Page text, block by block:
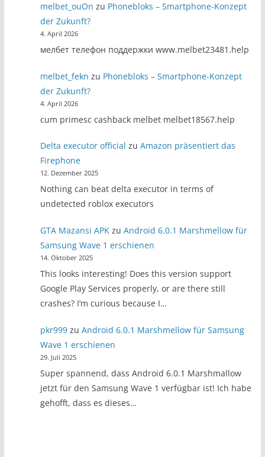
melbet_ouOn zu Phonebloks – Smartphone-Konzept
der Zukunft?
4. April 2026
мелбет телефон поддержки www.melbet23481.help
melbet_fekn zu Phonebloks – Smartphone-Konzept
der Zukunft?
4. April 2026
cum primesc cashback melbet melbet18567.help
Delta executor official zuAmazon präsentiert das
Firephone
12. Dezember 2025
Nothing can beat delta executor in terms of
undetected roblox executors
GTA Mazansi APK zuAndroid 6.0.1 Marshmellow für
Samsung Wave 1 erschienen
14. Oktober 2025
This looks interesting! Does this version support
Google Play Services properly, or are there still
crashes? I’m curious because I…
pkr999 zuAndroid 6.0.1 Marshmellow für Samsung
Wave 1 erschienen
29. Juli 2025
Super spannend, dass Android 6.0.1 Marshmallow
jetzt für den Samsung Wave 1 verfügbar ist! Ich habe
gehofft, dass es dieses…